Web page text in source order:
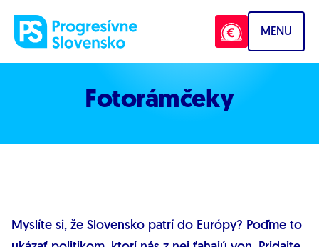
MENU
Fotorámčeky
Myslíte si, že Slovensko patrí do Európy? Poďme to